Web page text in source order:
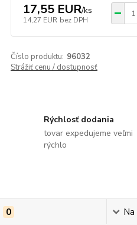
17,55 EUR/ks
14,27 EUR bez DPH
Číslo produktu: 96032
Strážiť cenu / dostupnosť
Rýchlosť dodania
tovar expedujeme veľmi
rýchlo
0